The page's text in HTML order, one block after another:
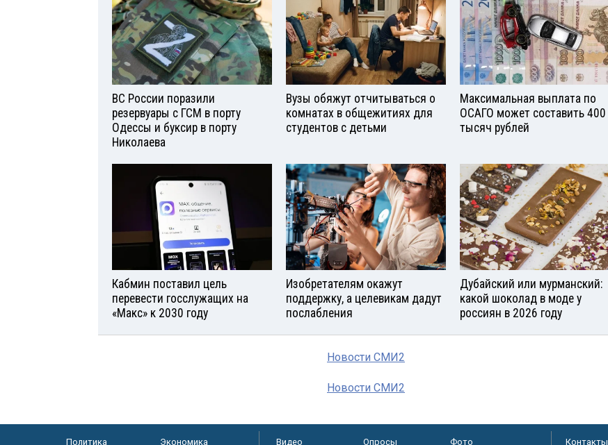
ВС России поразили
резервуары с ГСМ в порту
Одессы и буксир в порту
Николаева
Вузы обяжут отчитываться о
комнатах в общежитиях для
студентов с детьми
Максимальная выплата по
ОСАГО может составить 400
тысяч рублей
Кабмин поставил цель
перевести госслужащих на
«Макс» к 2030 году
Изобретателям окажут
поддержку, а целевикам дадут
послабления
Дубайский или мурманский:
какой шоколад в моде у
россиян в 2026 году
Новости СМИ2
Новости СМИ2
Политика Экономика Видео Опросы Фото Контакты